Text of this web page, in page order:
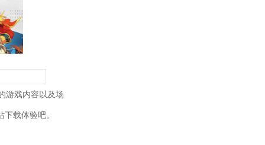
游戏内容以及场
载体验吧。